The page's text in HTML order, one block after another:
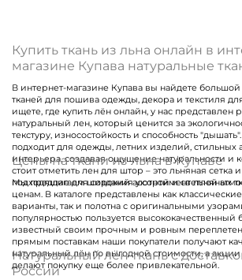
Купить ткань из льна онлайн в
магазине Купава натуральные
В интернет-магазине Купава вы найдете
тканей для пошива одежды, декора и текстиля
ищете, где купить лён онлайн, у нас представлен
натуральный лен, который ценится за
текстуру, износостойкость и способность
подходит для одежды, летних изделий, стильных
интерьера, создавая ощущение натуральности и
стоит отметить лен для штор – это льняная сетка
подходящие для создания уютной и светлой
Цены на ткани из льна в Купаве
Мы предлагаем широкий ассортимент льняных
ценам. В каталоге представлены как
варианты, так и полотна с оригинальными
популярностью пользуется высококачественный
известный своим прочным и ровным
прямым поставкам наши покупатели получают
натуральный лён по выгодной стоимости, а
делают покупку еще более привлекательной.
Натуральный лён ткань с
России